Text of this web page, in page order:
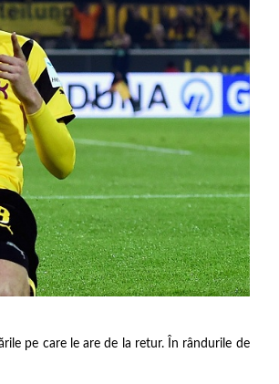
pe care le are de la retur. În rândurile de